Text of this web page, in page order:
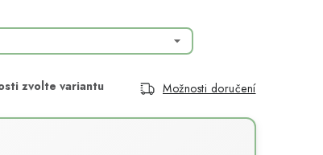
Možnosti doručení